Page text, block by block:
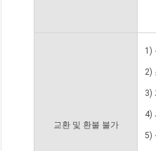
교환 및 환불 불가
1)
2)
3)
4)
5)